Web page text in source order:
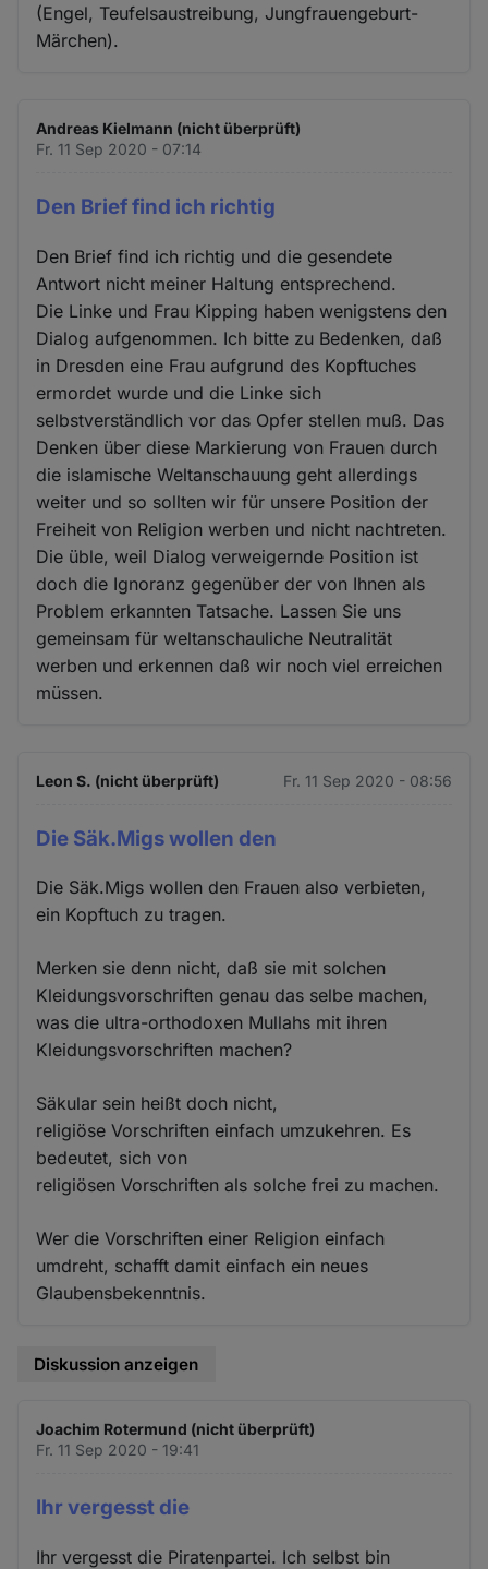
(Engel, Teufelsaustreibung, Jungfrauengeburt-
Märchen).
Andreas Kielmann (nicht überprüft)
Fr. 11 Sep 2020 - 07:14
Den Brief find ich richtig
Den Brief find ich richtig und die gesendete
Antwort nicht meiner Haltung entsprechend.
Die Linke und Frau Kipping haben wenigstens den
Dialog aufgenommen. Ich bitte zu Bedenken, daß
in Dresden eine Frau aufgrund des Kopftuches
ermordet wurde und die Linke sich
selbstverständlich vor das Opfer stellen muß. Das
Denken über diese Markierung von Frauen durch
die islamische Weltanschauung geht allerdings
weiter und so sollten wir für unsere Position der
Freiheit von Religion werben und nicht nachtreten.
Die üble, weil Dialog verweigernde Position ist
doch die Ignoranz gegenüber der von Ihnen als
Problem erkannten Tatsache. Lassen Sie uns
gemeinsam für weltanschauliche Neutralität
werben und erkennen daß wir noch viel erreichen
müssen.
Leon S. (nicht überprüft) Fr. 11 Sep 2020 - 08:56
Die Säk.Migs wollen den
Die Säk.Migs wollen den Frauen also verbieten,
ein Kopftuch zu tragen.
Merken sie denn nicht, daß sie mit solchen
Kleidungsvorschriften genau das selbe machen,
was die ultra-orthodoxen Mullahs mit ihren
Kleidungsvorschriften machen?
Säkular sein heißt doch nicht,
religiöse Vorschriften einfach umzukehren. Es
bedeutet, sich von
religiösen Vorschriften als solche frei zu machen.
Wer die Vorschriften einer Religion einfach
umdreht, schafft damit einfach ein neues
Glaubensbekenntnis.
Diskussion anzeigen
Joachim Rotermund (nicht überprüft)
Fr. 11 Sep 2020 - 19:41
Ihr vergesst die
Ihr vergesst die Piratenpartei. Ich selbst bin